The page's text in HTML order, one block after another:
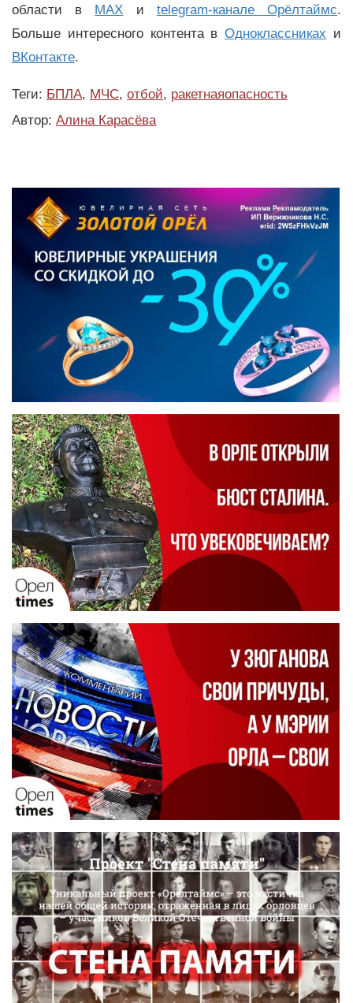
области в MAX и telegram-канале Орёлтаймс.
Больше интересного контента вОдноклассниках и
ВКонтакте.
Теги: БПЛА, МЧС, отбой, ракетнаяопасность
Автор: Алина Карасёва